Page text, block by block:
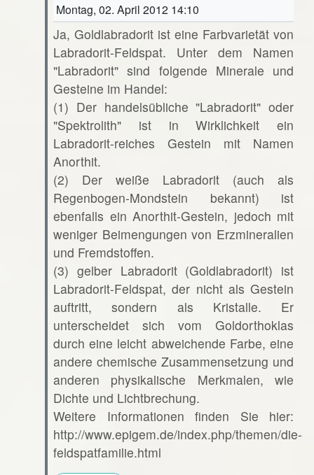
Montag, 02. April 2012 14:10
Ja, Goldlabradorit ist eine Farbvarietät von
Labradorit-Feldspat. Unter dem Namen
"Labradorit" sind folgende Minerale und
Gesteine im Handel:
(1) Der handelsübliche "Labradorit" oder
"Spektrolith" ist in Wirklichkeit ein
Labradorit-reiches Gestein mit Namen
Anorthit.
(2) Der weiße Labradorit (auch als
Regenbogen-Mondstein bekannt) ist
ebenfalls ein Anorthit-Gestein, jedoch mit
weniger Beimengungen von Erzmineralien
und Fremdstoffen.
(3) gelber Labradorit (Goldlabradorit) ist
Labradorit-Feldspat, der nicht als Gestein
auftritt, sondern als Kristalle. Er
unterscheidet sich vom Goldorthoklas
durch eine leicht abweichende Farbe, eine
andere chemische Zusammensetzung und
anderen physikalische Merkmalen, wie
Dichte und Lichtbrechung.
Weitere Informationen finden Sie hier:
http://www.epigem.de/index.php/themen/die-
feldspatfamilie.html